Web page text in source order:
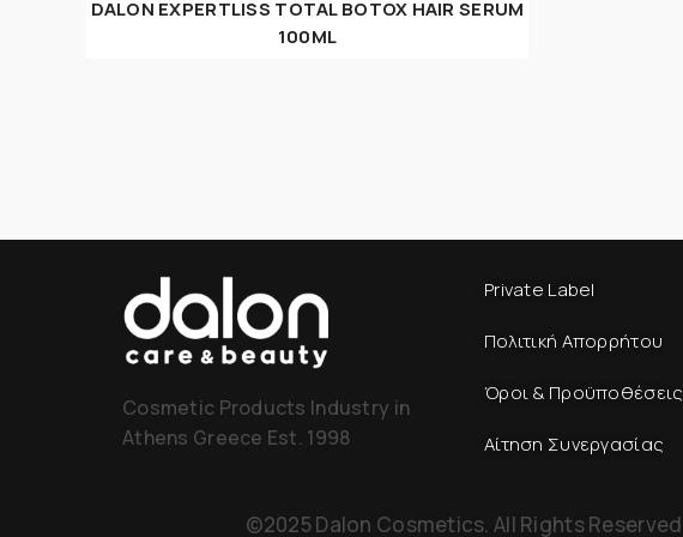
DALON EXPERTLISS TOTAL BOTOX HAIR SERUM
100ML
Cosmetic Products Industry in
Athens Greece Est. 1998
Private Label
Πολιτική Απορρήτου
Όροι & Προϋποθέσεις
Αίτηση Συνεργασίας
©2025 Dalon Cosmetics. All Rights Reserved